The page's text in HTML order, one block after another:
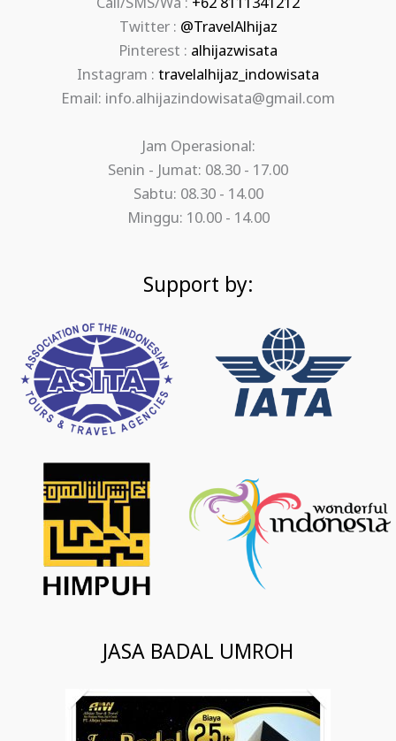
Twitter : @TravelAlhijaz
Pinterest : alhijazwisata
Instagram : travelalhijaz_indowisata
Email: info.alhijazindowisata@gmail.com
Jam Operasional:
Senin - Jumat: 08.30 - 17.00
Sabtu: 08.30 - 14.00
Minggu: 10.00 - 14.00
Support by:
JASA BADAL UMROH